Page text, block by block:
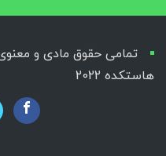
تمامی حقوق مادی و
هاستکده 2022